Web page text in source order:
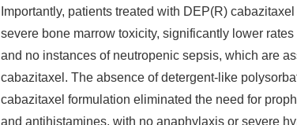
Importantly, patients treated with DEP(R)
severe bone marrow toxicity, significantly lower
and no instances of neutropenic sepsis, which are
cabazitaxel. The absence of detergent-like
cabazitaxel formulation eliminated the need for
and antihistamines, with no anaphylaxis or severe
Japanese